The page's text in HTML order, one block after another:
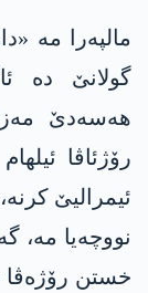
گولانێ دە
هەسەدێ
رۆژئاڤا
ئیمرالیێ
نووچەیا مە،
خستن رۆژەڤا